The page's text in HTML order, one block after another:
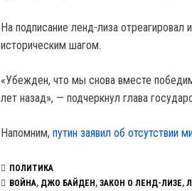
На подписание ленд-лиза отреагировал
историческим шагом.
«Убежден, что мы снова вместе
лет назад», — подчеркнул глава
Напомним, путин заявил об отсутствии
ПОЛИТИКА
ВОЙНА, ДЖО БАЙДЕН , ЗАКОН О ЛЕНД-ЛИЗЕ,